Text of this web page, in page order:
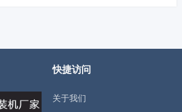
快捷访问
关于我们